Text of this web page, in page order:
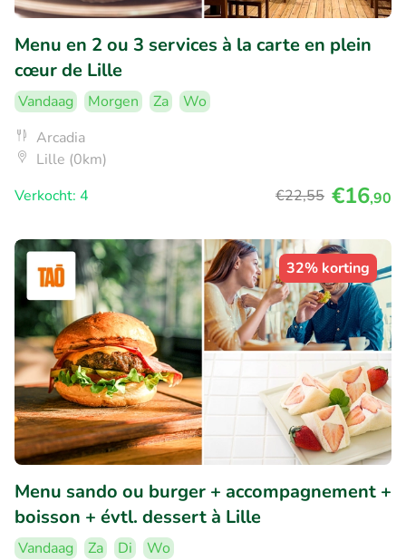
Menu en 2 ou 3 services à la carte en plein
cœur de Lille
Vandaag Morgen Za
Wo
Arcadia
Lille (0km)
Verkocht: 4
€22,55 €16,90
32% korting
Menu sando ou burger + accompagnement +
boisson + évtl. dessert à Lille
Vandaag Za Di
Wo